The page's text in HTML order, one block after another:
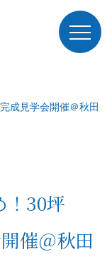
成見学会開催＠秋田
！30坪
催＠秋田